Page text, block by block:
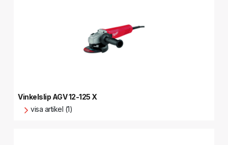
Vinkelslip AGV 12-125 X
visa artikel (1)